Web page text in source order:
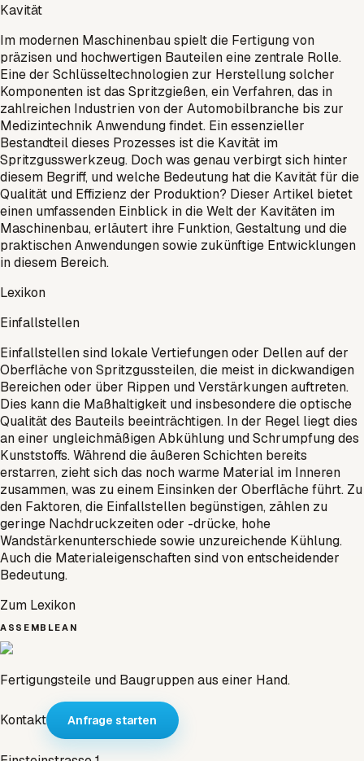
Kavität
Im modernen Maschinenbau spielt die Fertigung von
präzisen und hochwertigen Bauteilen eine zentrale Rolle.
Eine der Schlüsseltechnologien zur Herstellung solcher
Komponenten ist das Spritzgießen, ein Verfahren, das in
zahlreichen Industrien von der Automobilbranche bis zur
Medizintechnik Anwendung findet. Ein essenzieller
Bestandteil dieses Prozesses ist die Kavität im
Spritzgusswerkzeug. Doch was genau verbirgt sich hinter
diesem Begriff, und welche Bedeutung hat die Kavität für die
Qualität und Effizienz der Produktion? Dieser Artikel bietet
einen umfassenden Einblick in die Welt der Kavitäten im
Maschinenbau, erläutert ihre Funktion, Gestaltung und die
praktischen Anwendungen sowie zukünftige Entwicklungen
in diesem Bereich.
Lexikon
Einfallstellen
Einfallstellen sind lokale Vertiefungen oder Dellen auf der
Oberfläche von Spritzgussteilen, die meist in dickwandigen
Bereichen oder über Rippen und Verstärkungen auftreten.
Dies kann die Maßhaltigkeit und insbesondere die optische
Qualität des Bauteils beeinträchtigen. In der Regel liegt dies
an einer ungleichmäßigen Abkühlung und Schrumpfung des
Kunststoffs. Während die äußeren Schichten bereits
erstarren, zieht sich das noch warme Material im Inneren
zusammen, was zu einem Einsinken der Oberfläche führt. Zu
den Faktoren, die Einfallstellen begünstigen, zählen zu
geringe Nachdruckzeiten oder -drücke, hohe
Wandstärkenunterschiede sowie unzureichende Kühlung.
Auch die Materialeigenschaften sind von entscheidender
Bedeutung.
Zum Lexikon
ASSEMBLEAN
Fertigungsteile und Baugruppen aus einer Hand.
Kontakt Anfrage starten